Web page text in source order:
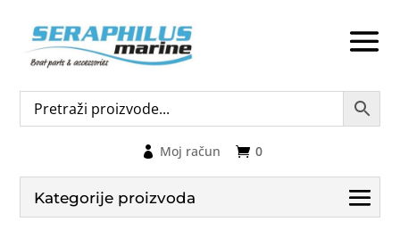
0
Moj račun
Kategorije proizvoda